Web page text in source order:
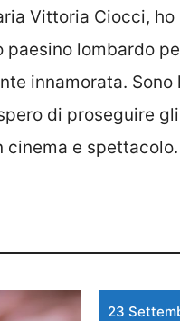
Vittoria Ciocci,
paesino lombardo
innamorata.
di proseguire
cinema e spettacolo.
23